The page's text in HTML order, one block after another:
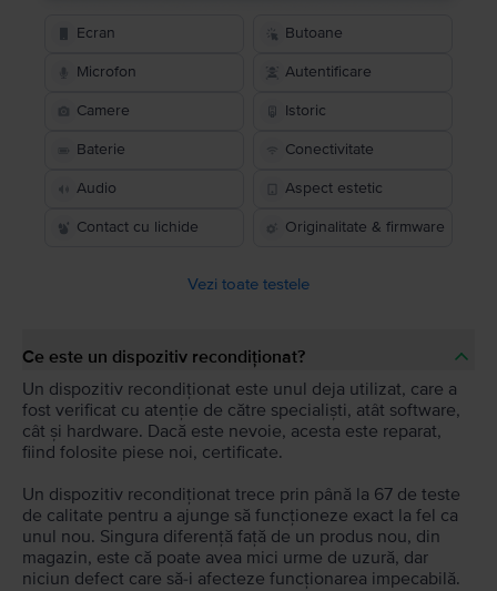
Ecran Butoane
Microfon Autentificare
Camere Istoric
Baterie Conectivitate
Audio Aspect estetic
Contact cu lichide Originalitate & firmware
Vezi toate testele
Ce este un dispozitiv recondiționat?
Un dispozitiv recondiționat este unul deja utilizat, care a
fost verificat cu atenție de către specialiști, atât software,
cât și hardware. Dacă este nevoie, acesta este reparat,
fiind folosite piese noi, certificate.
Un dispozitiv recondiționat trece prin până la 67 de teste
de calitate pentru a ajunge să funcționeze exact la fel ca
unul nou. Singura diferență față de un produs nou, din
magazin, este că poate avea mici urme de uzură, dar
niciun defect care să-i afecteze funcționarea impecabilă.